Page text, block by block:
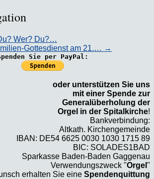
Wer? Du?…
Gottesdienst am 21.… →
Sie per PayPal:
oder unterstützen Sie uns
mit einer Spende zur
Generalüberholung der
Orgel in der Spitalkirche!
Bankverbindung:
Altkath. Kirchengemeinde
IBAN: DE54 6625 0030 1030 1715 89
BIC: SOLADES1BAD
Sparkasse Baden-Baden Gaggenau
Verwendungszweck "Orgel "
erhalten Sie eine Spendenquittung